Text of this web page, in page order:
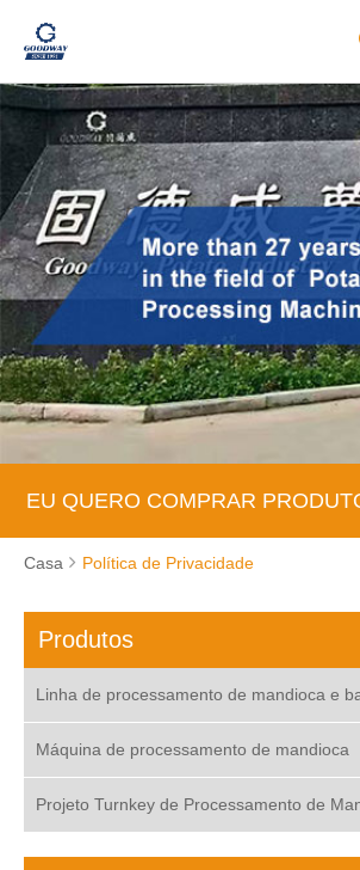
EU QUERO COMPRAR
Casa Política de Privacidade
Produtos
Linha de processamento de mandioca e
Máquina de processamento de mandioca
Projeto Turnkey de Processamento de